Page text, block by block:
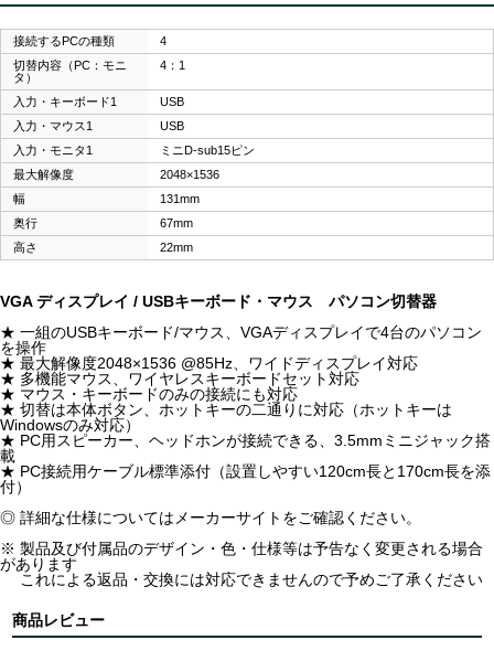
接続するPCの種類
4
切替内容（PC：モニ
タ）
4：1
入力・キーボード1
USB
入力・マウス1
USB
入力・モニタ1
ミニD-sub15ピン
最大解像度
2048×1536
幅
131mm
奥行
67mm
高さ
22mm
VGA ディスプレイ / USBキーボード・マウス パソコン切替器
★ 一組のUSBキーボード/マウス、VGAディスプレイで4台のパソコン
を操作
★ 最大解像度2048×1536 @85Hz、ワイドディスプレイ対応
★ 多機能マウス、ワイヤレスキーボードセット対応
★ マウス・キーボードのみの接続にも対応
★ 切替は本体ボタン、ホットキーの二通りに対応（ホットキーは
Windowsのみ対応）
★ PC用スピーカー、ヘッドホンが接続できる、3.5mmミニジャック搭
載
★ PC接続用ケーブル標準添付（設置しやすい120cm長と170cm長を添
付）
◎ 詳細な仕様についてはメーカーサイトをご確認ください。
※ 製品及び付属品のデザイン・色・仕様等は予告なく変更される場合
があります
これによる返品・交換には対応できませんので予めご了承ください
商品レビュー